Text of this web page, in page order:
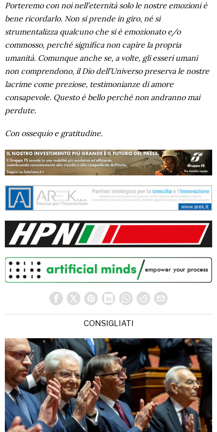
Porteremo con noi nell’eternità solo le nostre emozioni è
bene ricordarlo. Non si prende in giro, né si
strumentalizza qualcuno che si è emozionato e/o
commosso, perché significa non capire la propria
umanità. Comunque anche se, a volte, gli esseri umani
non comprendono, il Dio dell’Universo preserva le nostre
lacrime come preziose, testimonianze di amore
consapevole. Questo è bello perché non andranno mai
perdute.
Con ossequio e gratitudine.
CONSIGLIATI